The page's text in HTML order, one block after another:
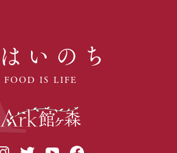
いのち
FOOD IS LIFE